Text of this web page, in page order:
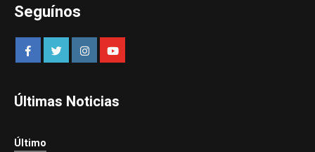
Seguínos
Últimas Noticias
Último